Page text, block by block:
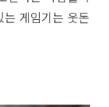
게임기는 웃돈